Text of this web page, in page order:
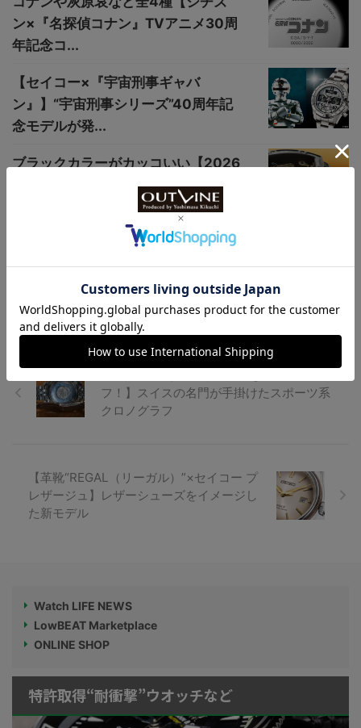
ン×『名探偵コナン』TVアニメ30周
年記念コ...
【セイコー×『宇宙刑事ギャバ
ン』】“宇宙刑事シリーズ”40周年記
念モデルが発...
ブラックカラーがカッコいい【2026
年“午年”仕様、限定カーボンウオッ
【新作時計ニュース】洗練されたデ
ザインが魅力的なレイモンド・ウェ
イルの最新モ...
フ！】スイスの名門が手掛けたスポーツ系
クロノグラフ
【革靴“REGAL（リーガル）”×セイコー プ
レザージュ】レザーシューズをイメージし
た新モデル
Watch LIFE NEWS
LowBEAT Marketplace
ONLINE SHOP
特許取得“耐衝撃”ウオッチなど